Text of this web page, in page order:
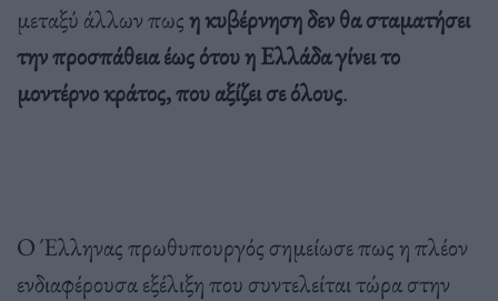
μεταξύ άλλων πωςη κυβέρνηση δεν θα σταματήσει
την προσπάθεια έως ότου η Ελλάδα γίνει το
μοντέρνο κράτος, που αξίζει σε όλους.
Ο Έλληνας πρωθυπουργός σημείωσε πως η πλέον
ενδιαφέρουσα εξέλιξη που συντελείται τώρα στην